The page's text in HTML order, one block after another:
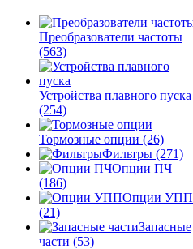
Преобразователи частоты
(563)
Устройства плавного пуска
(254)
Тормозные опции (26)
Фильтры (271)
Опции ПЧ
(186)
Опции УПП
(21)
Запасные
части (53)